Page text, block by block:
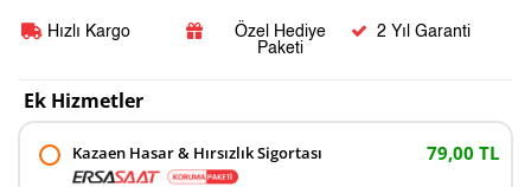
Hızlı Kargo
Özel Hediye
Paketi
2 Yıl Garanti
Ek Hizmetler
Kazaen Hasar & Hırsızlık Sigortası 79,00 TL